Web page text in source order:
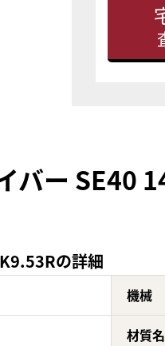
バー SE40
の詳細
機械
材質名